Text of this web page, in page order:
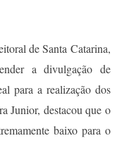
de Santa Catarina,
a divulgação de
para a realização dos
Junior, destacou que o
baixo para o